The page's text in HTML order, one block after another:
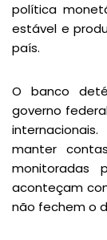
política
estável e
país.
O banco
governo
manter
monitoradas
aconteçam
não fechem o